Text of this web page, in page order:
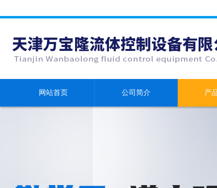
网站首页 公司简介 产